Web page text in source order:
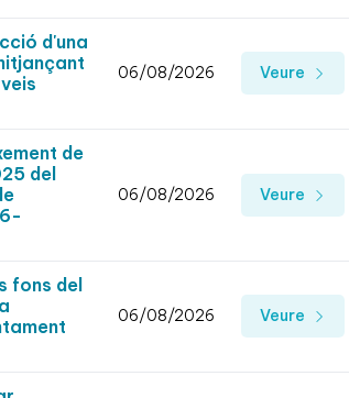
d'una
06/08/2026 Veure
de
del
06/08/2026 Veure
fons del
06/08/2026 Veure